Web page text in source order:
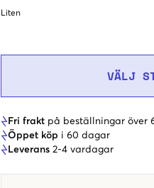
Liten
VÄLJ
Fri frakt på beställningar över
Öppet köp i 60 dagar
Leverans 2-4 vardagar